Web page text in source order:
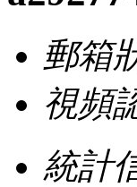
郵箱
視頻
統計